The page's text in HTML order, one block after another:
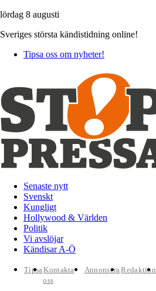
lördag 8 augusti
Sveriges största kändistidning online!
Tipsa oss om nyheter!
Senaste nytt
Svenskt
Kungligt
Hollywood & Världen
Politik
Vi avslöjar
Kändisar A-Ö
TipsaKontakta
oss
AnnonseraRedaktion